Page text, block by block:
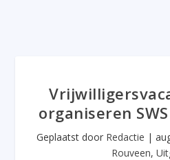
organiseren
Geplaatst door Redactie |
Rouveen,